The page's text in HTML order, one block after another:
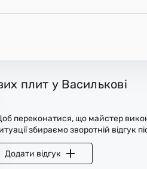
плит у Василькові
переконатися, що майстер
збираємо зворотній відгук
Додати відгук